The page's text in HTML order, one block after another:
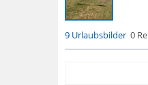
9 Urlaubsbilder 0